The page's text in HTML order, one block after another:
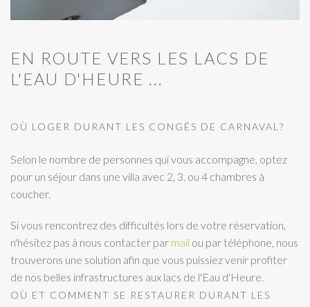
EN ROUTE VERS LES LACS DE
L'EAU D'HEURE ...
OÙ LOGER DURANT LES CONGÉS DE CARNAVAL?
Selon le nombre de personnes qui vous accompagne, optez
pour un séjour dans une villa avec 2, 3. ou 4 chambres à
coucher.
Si vous rencontrez des difficultés lors de votre réservation,
n'hésitez pas à nous contacter par mail ou par téléphone, nous
trouverons une solution afin que vous puissiez venir profiter
de nos belles infrastructures aux lacs de l'Eau d'Heure.
OÙ ET COMMENT SE RESTAURER DURANT LES